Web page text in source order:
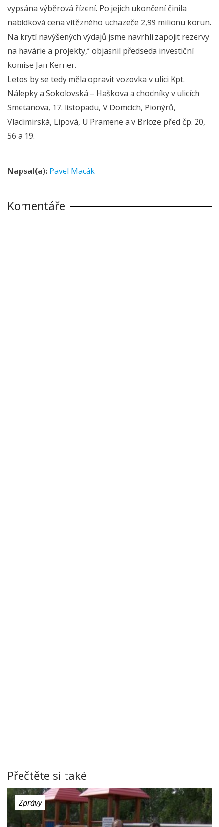
vypsána výběrová řízení. Po jejich ukončení činila
nabídková cena vítězného uchazeče 2,99 milionu korun.
Na krytí navýšených výdajů jsme navrhli zapojit rezervy
na havárie a projekty,“ objasnil předseda investiční
komise Jan Kerner.
Letos by se tedy měla opravit vozovka v ulici Kpt.
Nálepky a Sokolovská – Haškova a chodníky v ulicích
Smetanova, 17. listopadu, V Domcích, Pionýrů,
Vladimirská, Lipová, U Pramene a v Brloze před čp. 20,
56 a 19.
Napsal(a): Pavel Macák
Komentáře
Přečtěte si také
Zprávy